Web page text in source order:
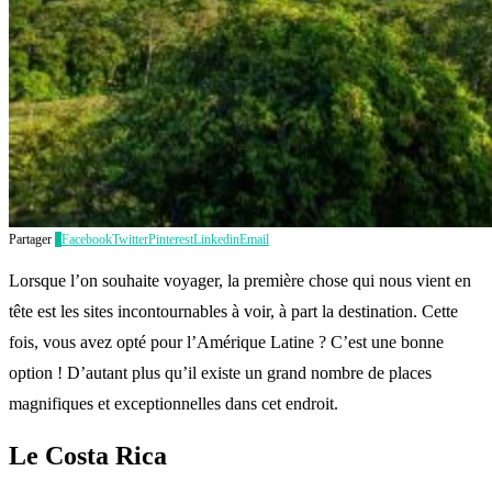
Partager FacebookTwitterPinterestLinkedinEmail
Lorsque l’on souhaite voyager, la première chose qui nous vient en
tête est les sites incontournables à voir, à part la destination. Cette
fois, vous avez opté pour l’Amérique Latine ? C’est une bonne
option ! D’autant plus qu’il existe un grand nombre de places
magnifiques et exceptionnelles dans cet endroit.
Le Costa Rica